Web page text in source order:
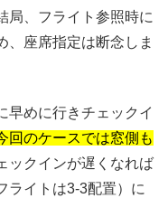
局、フライト参照時に
、座席指定は断念しま
早めに行きチェックイ
回のケースでは窓側も
ックインが遅くなれば
ライトは3-3配置）に